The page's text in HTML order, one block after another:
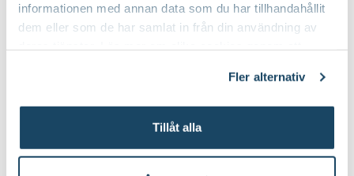
informationen med annan data som du har tillhandahållit
dem eller som de har samlat in från din användning av
Fler alternativ
Tillåt alla